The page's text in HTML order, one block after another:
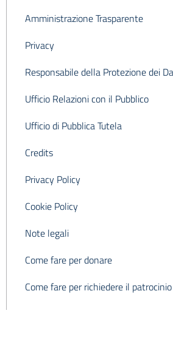
Amministrazione Trasparente
Privacy
Responsabile della Protezione dei
Ufficio Relazioni con il Pubblico
Ufficio di Pubblica Tutela
Credits
Privacy Policy
Cookie Policy
Note legali
Come fare per donare
Come fare per richiedere il patrocinio